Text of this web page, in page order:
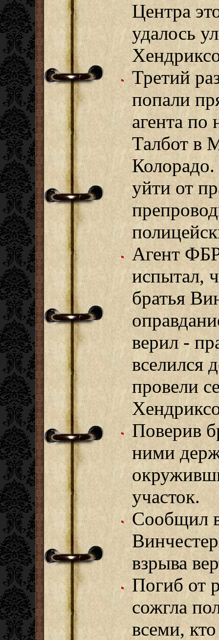
Центра
удалось
Третий
попали
агента по
Талбот в
уйти от
Агент
испытал,
братья
верил -
вселился
провели
Поверив
ними
участок.
Сообщил
взрыва
Погиб от
сожгла
всеми,